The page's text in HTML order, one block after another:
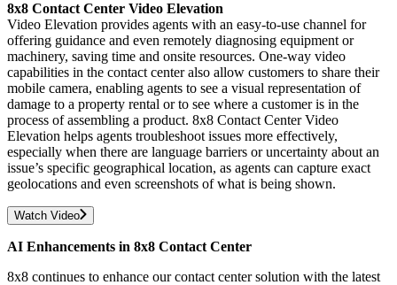
8x8 Contact Center Video Elevation
Video Elevation provides agents with an easy-to-use channel for
offering guidance and even remotely diagnosing equipment or
machinery, saving time and onsite resources. One-way video
capabilities in the contact center also allow customers to share their
mobile camera, enabling agents to see a visual representation of
damage to a property rental or to see where a customer is in the
process of assembling a product. 8x8 Contact Center Video
Elevation helps agents troubleshoot issues more effectively,
especially when there are language barriers or uncertainty about an
issue’s specific geographical location, as agents can capture exact
geolocations and even screenshots of what is being shown.
Watch Video
AI Enhancements in 8x8 Contact Center
​​8x8 continues to enhance our contact center solution with the latest